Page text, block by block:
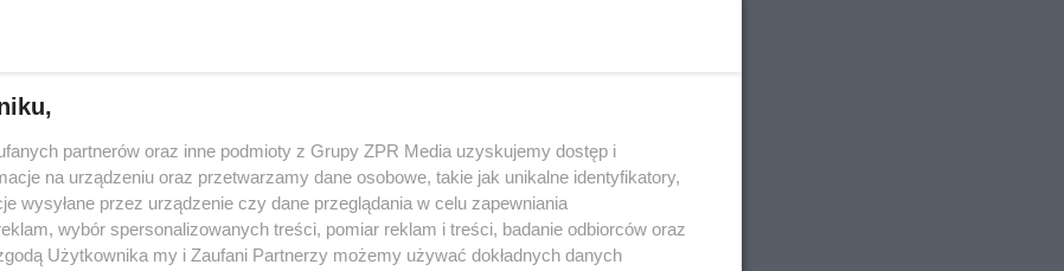
partnerów oraz inne podmioty z Grupy ZPR Media uzyskujemy dostęp i
na urządzeniu oraz przetwarzamy dane osobowe, takie jak unikalne identyfikatory,
wysyłane przez urządzenie czy dane przeglądania w celu zapewniania
wybór spersonalizowanych treści, pomiar reklam i treści, badanie odbiorców oraz
Użytkownika my i Zaufani Partnerzy możemy używać dokładnych danych